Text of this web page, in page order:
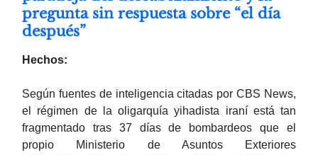
pregunta sin respuesta sobre “el día
después”
Hechos:
Según fuentes de inteligencia citadas por CBS News,
el régimen de la oligarquía yihadista iraní está tan
fragmentado tras 37 días de bombardeos que el
propio Ministerio de Asuntos Exteriores